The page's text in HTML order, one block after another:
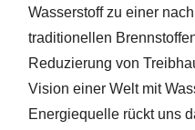
Wasserstoff zu einer
traditionellen
Reduzierung von
Vision einer Welt mit
Energiequelle rückt uns